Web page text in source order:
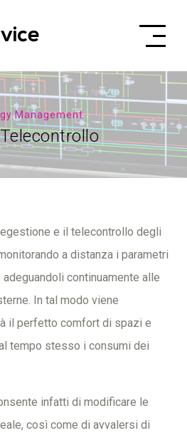
Management
e il telecontrollo degli
a distanza i parametri
continuamente alle
In tal modo viene
il perfetto comfort di spazi e
tempo stesso i consumi dei
infatti di modificare le
così come di avvalersi di